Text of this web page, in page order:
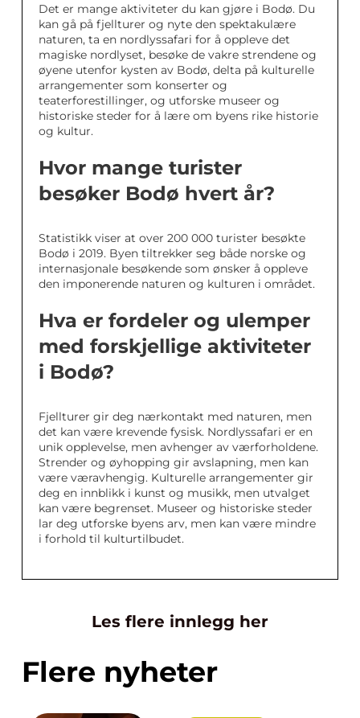
Det er mange aktiviteter du kan gjøre i Bodø. Du
kan gå på fjellturer og nyte den spektakulære
naturen, ta en nordlyssafari for å oppleve det
magiske nordlyset, besøke de vakre strendene og
øyene utenfor kysten av Bodø, delta på kulturelle
arrangementer som konserter og
teaterforestillinger, og utforske museer og
historiske steder for å lære om byens rike historie
og kultur.
Hvor mange turister
besøker Bodø hvert år?
Statistikk viser at over 200 000 turister besøkte
Bodø i 2019. Byen tiltrekker seg både norske og
internasjonale besøkende som ønsker å oppleve
den imponerende naturen og kulturen i området.
Hva er fordeler og ulemper
med forskjellige aktiviteter
i Bodø?
Fjellturer gir deg nærkontakt med naturen, men
det kan være krevende fysisk. Nordlyssafari er en
unik opplevelse, men avhenger av værforholdene.
Strender og øyhopping gir avslapning, men kan
være væravhengig. Kulturelle arrangementer gir
deg en innblikk i kunst og musikk, men utvalget
kan være begrenset. Museer og historiske steder
lar deg utforske byens arv, men kan være mindre
i forhold til kulturtilbudet.
Les flere innlegg her
Flere nyheter